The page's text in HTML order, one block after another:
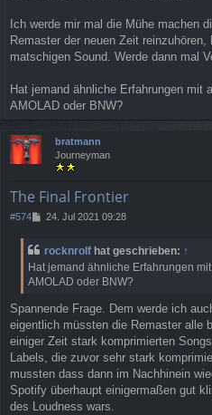
Ich werde mir mal die Mühe machen
Remaster der neuen Zeit
matschigen Sound. Werde dann mal
Hat jemand ähnliche Erfahrungen mit
AMOLAD oder BNW?
bratmann
Journeyman
The Final Frontier
#574
B
r
a
24. Jul 2021 09:28
rocknrolf hat geschrieben: ↑
Hat jemand ähnliche Erfahrungen
AMOLAD oder BNW?
Spannende Frage. Dem werde ich
eigentlich müssten die Remaster alle
einiger Zeit stark komprimierten
Labels, die zuvor sehr stark
mussten dass dann im Nachhinein
Spotify überhaupt einigermaßen gut
des Loudness wars.